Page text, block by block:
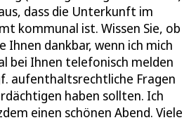
dass die Unterkunft im
kommunal ist. Wissen Sie, ob
Ihnen dankbar, wenn ich mich
bei Ihnen telefonisch melden
aufenthaltsrechtliche Fragen
haben sollten. Ich
einen schönen Abend. Viele